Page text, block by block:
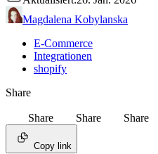
Magdalena Kobylanska
E-Commerce
Integrationen
shopify
Share
Share Share Share
Copy link